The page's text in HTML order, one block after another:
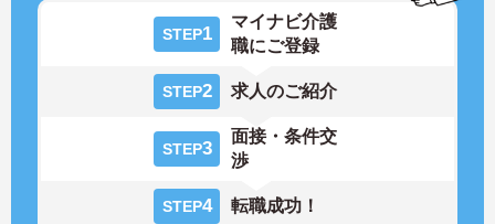
STEP1
マイナビ介護
職にご登録
STEP2 求人のご紹介
STEP3
面接・条件交
渉
STEP4 転職成功！